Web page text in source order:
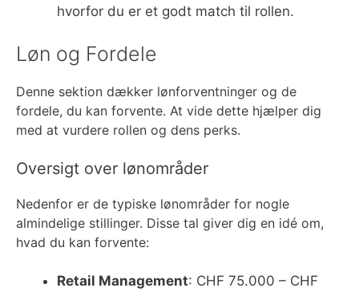
hvorfor du er et godt match til rollen.
Løn og Fordele
Denne sektion dækker lønforventninger og de
fordele, du kan forvente. At vide dette hjælper dig
med at vurdere rollen og dens perks.
Oversigt over lønområder
Nedenfor er de typiske lønområder for nogle
almindelige stillinger. Disse tal giver dig en idé om,
hvad du kan forvente:
Retail Management: CHF 75.000 – CHF